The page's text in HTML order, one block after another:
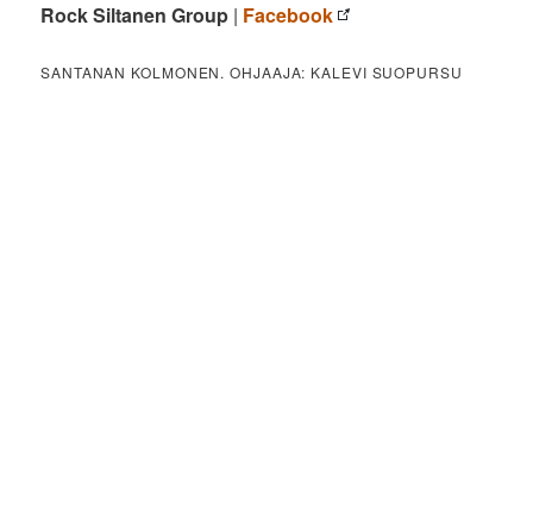
Rock Siltanen Group | Facebook
SANTANAN KOLMONEN. OHJAAJA: KALEVI SUOPURSU